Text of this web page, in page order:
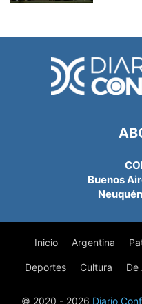
Buenos
Inicio Argentina
Deportes Cultura De
© 2020 - 2026 Diario